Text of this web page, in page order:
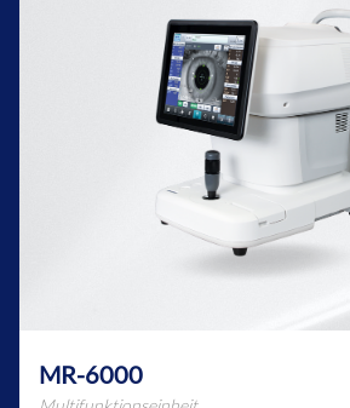
MR-6000